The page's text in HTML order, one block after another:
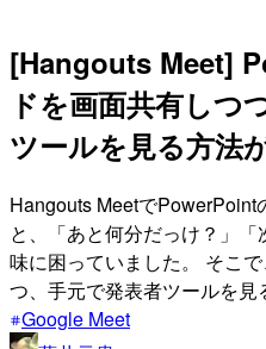
[Hangouts Meet]
ドを画面共有しつ
ツールを見る方法
Hangouts MeetでPowerPoint
と、「あと何分だっけ？」
味に困っていました。 そこ
つ、手元で発表者ツールを見
Google Meet